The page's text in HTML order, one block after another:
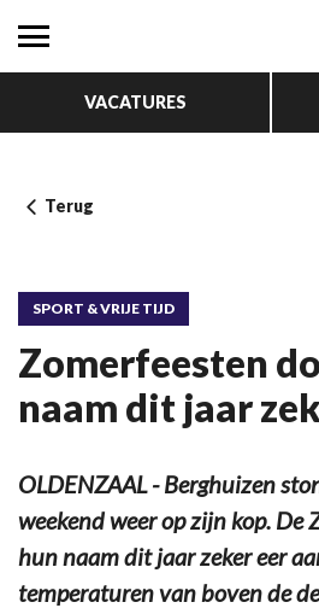
VACATURES
Terug
SPORT & VRIJE TIJD
Zomerfeesten
naam dit jaar
OLDENZAAL - Berghuizen
weekend weer op zijn kop. De
hun naam dit jaar zeker eer
temperaturen van boven de